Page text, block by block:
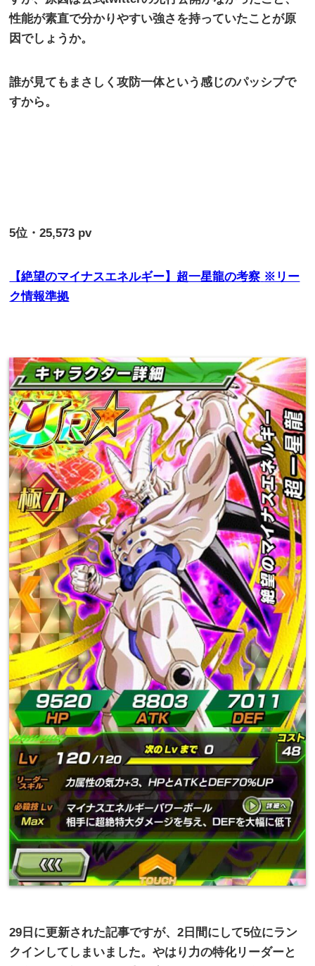
性能が素直で分かりやすい強さを持っていたことが原
因でしょうか。
誰が見てもまさしく攻防一体という感じのパッシブで
すから。
5位・25,573 pv
【絶望のマイナスエネルギー】超一星龍の考察 ※リー
ク情報準拠
29 日に更新された記事ですが、2 日間にして5位にラン
クインしてしまいました。やはり力の特化リーダーと